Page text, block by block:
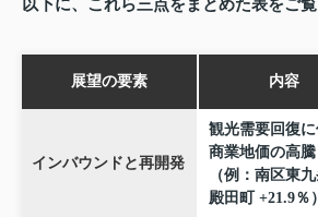
以下に、これら三点をまとめた表をご覧
展望の要素 内容
インバウンドと再開発
観光需要回復に
商業地価の高騰
（例：南区東
殿田町 +21.9％）